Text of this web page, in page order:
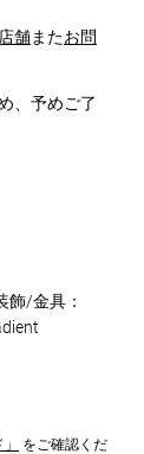
店舗またお問
、予めご了
飾/金具：
をご確認くだ